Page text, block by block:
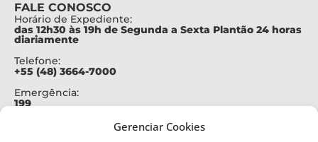
Gerenciar Cookies
FALE CONOSCO
Horário de Expediente:
das 12h30 às 19h de Segunda a Sexta Plantão 24 horas
diariamente
Telefone:
+55 (48) 3664-7000
Emergência:
199